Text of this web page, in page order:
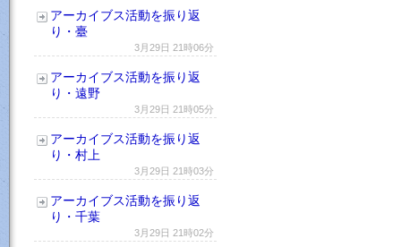
アーカイブス活動を振り返
り・臺
3月29日 21時06分
アーカイブス活動を振り返
り・遠野
3月29日 21時05分
アーカイブス活動を振り返
り・村上
3月29日 21時03分
アーカイブス活動を振り返
り・千葉
3月29日 21時02分